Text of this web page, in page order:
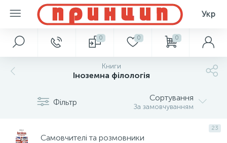
Укр
0 0 0
Книги
Іноземна філологія
Фільтр Сортування
За замовчуванням
23
Самовчителі та розмовники